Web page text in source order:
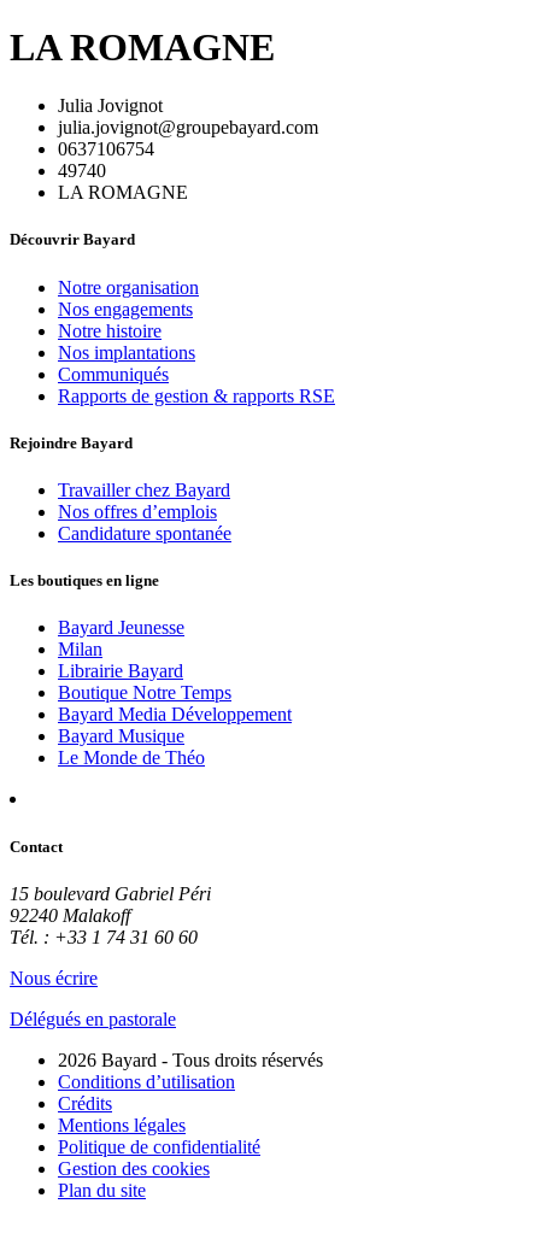
LA ROMAGNE
Julia Jovignot
julia.jovignot@groupebayard.com
0637106754
49740
LA ROMAGNE
Découvrir Bayard
Notre organisation
Nos engagements
Notre histoire
Nos implantations
Communiqués
Rapports de gestion & rapports RSE
Rejoindre Bayard
Travailler chez Bayard
Nos offres d’emplois
Candidature spontanée
Les boutiques en ligne
Bayard Jeunesse
Milan
Librairie Bayard
Boutique Notre Temps
Bayard Media Développement
Bayard Musique
Le Monde de Théo
Contact
15 boulevard Gabriel Péri
92240 Malakoff
Tél. : +33 1 74 31 60 60
Nous écrire
Délégués en pastorale
2026 Bayard - Tous droits réservés
Conditions d’utilisation
Crédits
Mentions légales
Politique de confidentialité
Gestion des cookies
Plan du site